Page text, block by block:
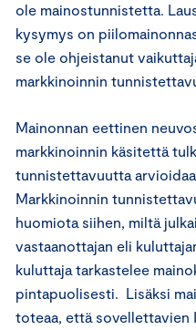
ole mainostunnistetta.
kysymys on
se ole ohjeistanut
markkinoinnin
Mainonnan eettinen
markkinoinnin käsitettä
tunnistettavuutta
Markkinoinnin
huomiota siihen, miltä
vastaanottajan eli
kuluttaja tarkastelee
pintapuolisesti. Lisäksi
toteaa, että sovellettavien